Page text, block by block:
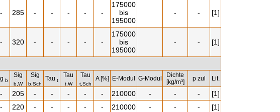
- 285 - - - - -
175000
bis
195000
- - [1]
- 320 - - - - -
175000
bis
195000
- - [1]
b
Sig
b,W
Sig
b,Sch
Tau t
Tau
t,W
Tau
t,Sch
A [%] E-Modul G-Modul
Dichte
[kg/m³]
p zul Lit.
- 205 - - - - - 210000 - - -
[1]
- 220 - - - - - 210000 - - -
[1]